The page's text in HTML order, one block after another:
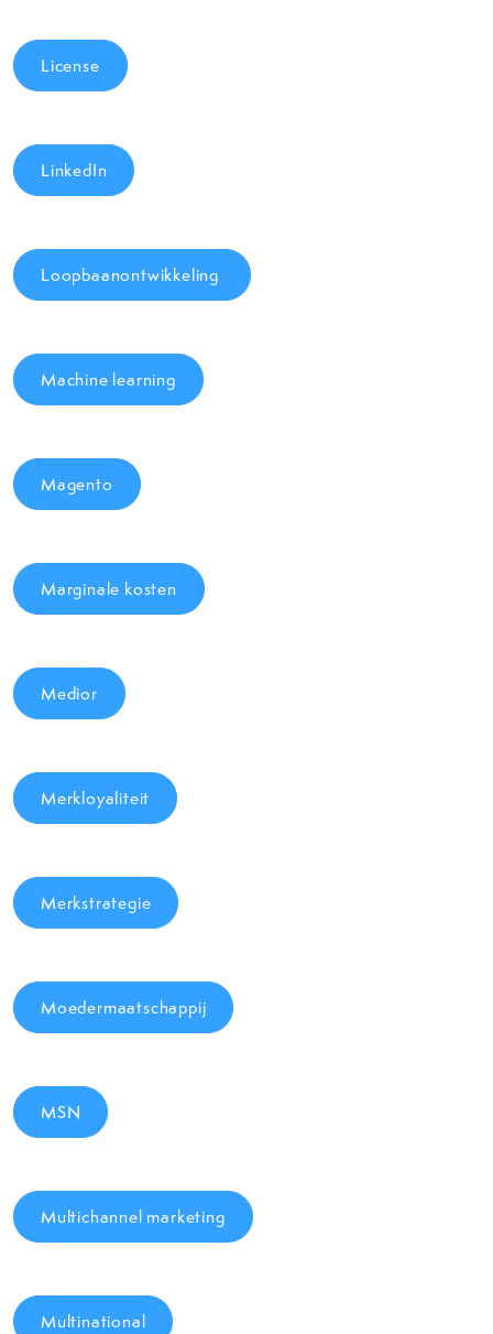
License
LinkedIn
Loopbaanontwikkeling
Machine learning
Magento
Marginale kosten
Medior
Merkloyaliteit
Merkstrategie
Moedermaatschappij
MSN
Multichannel marketing
Multinational